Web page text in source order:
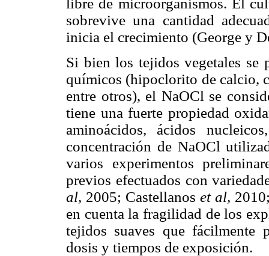
libre de microorganismos. El
sobrevive una cantidad
inicia el crecimiento (George y
Si bien los tejidos vegetales se
químicos (hipoclorito de calcio,
entre otros), el NaOCl se
tiene una fuerte propiedad
aminoácidos, ácidos
concentración de NaOCl
varios experimentos
previos efectuados con
al, 2005; Castellanos et al,
en cuenta la fragilidad de los
tejidos suaves que fácilmente
dosis y tiempos de exposición.